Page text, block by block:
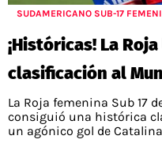
SUDAMERICANO SUB-17
¡Históricas! La
clasificación al
La Roja femenina Sub 17
consiguió una histórica
un agónico gol de